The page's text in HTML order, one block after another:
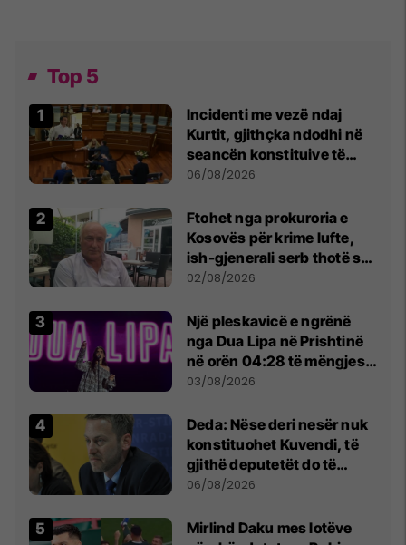
Top 5
Incidenti me vezë ndaj
Kurtit, gjithçka ndodhi në
seancën konstituive të
Kuvendit
06/08/2026
Ftohet nga prokuroria e
Kosovës për krime lufte,
ish-gjenerali serb thotë se
dikush e tradhtoi në
02/08/2026
Një pleskavicë e ngrënë
nga Dua Lipa në Prishtinë
në orën 04:28 të mëngjesit
- dhe bota digjitale serbe
03/08/2026
Deda: Nëse deri nesër nuk
konstituohet Kuvendi, të
gjithë deputetët do të
bëjnë shkelje të rëndë
06/08/2026
Mirlind Daku mes lotëve